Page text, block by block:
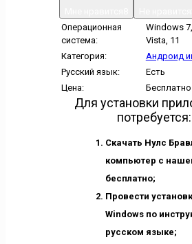
Операционная
система:
Windows
Vista, 11
Категория:
Андроид
Русский язык:
Есть
Цена:
Бесплатно
Для установки
потребуется:
Скачать Нулс
компьютер с
бесплатно;
Провести
Windows по
русском языке;